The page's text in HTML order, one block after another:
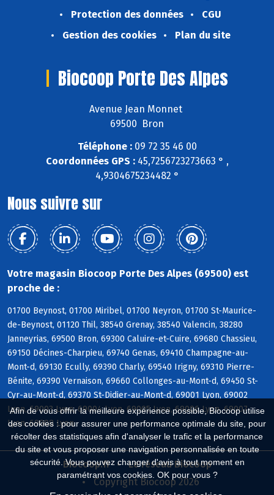
Afin de vous offrir la meilleure expérience possible, Biocoop utilise
des cookies : pour assurer une performance optimale du site, pour
récolter des statistiques afin d'analyser le trafic et la performance
du site et vous proposer une navigation personnalisée en toute
sécurité. Vous pouvez changer d'avis à tout moment en
paramétrant vos cookies. OK pour vous ?
Protection des données
CGU
Gestion des cookies
Plan du site
Biocoop Porte Des Alpes
Avenue Jean Monnet
69500 Bron
Téléphone :09 72 35 46 00
Coordonnées GPS :45,7256723273663 ° ,
4,9304675234482 °
Nous suivre sur
Votre magasin Biocoop Porte Des Alpes (69500) est
proche de :
01700 Beynost, 01700 Miribel, 01700 Neyron, 01700 St-Maurice-
de-Beynost, 01120 Thil, 38540 Grenay, 38540 Valencin, 38280
Janneyrias, 69500 Bron, 69300 Caluire-et-Cuire, 69680 Chassieu,
69150 Décines-Charpieu, 69740 Genas, 69410 Champagne-au-
Mont-d, 69130 Ecully, 69390 Charly, 69540 Irigny, 69310 Pierre-
Bénite, 69390 Vernaison, 69660 Collonges-au-Mont-d, 69450 St-
Cyr-au-Mont-d, 69370 St-Didier-au-Mont-d, 69001 Lyon, 69002
Lyon, 69003 Lyon, 69004 Lyon, 69005 Lyon, 69006 Lyon, 69007
Lyon, 69008 Lyon
Biocoop.fr
Le réseau Biocoop
Copyright Biocoop 2026